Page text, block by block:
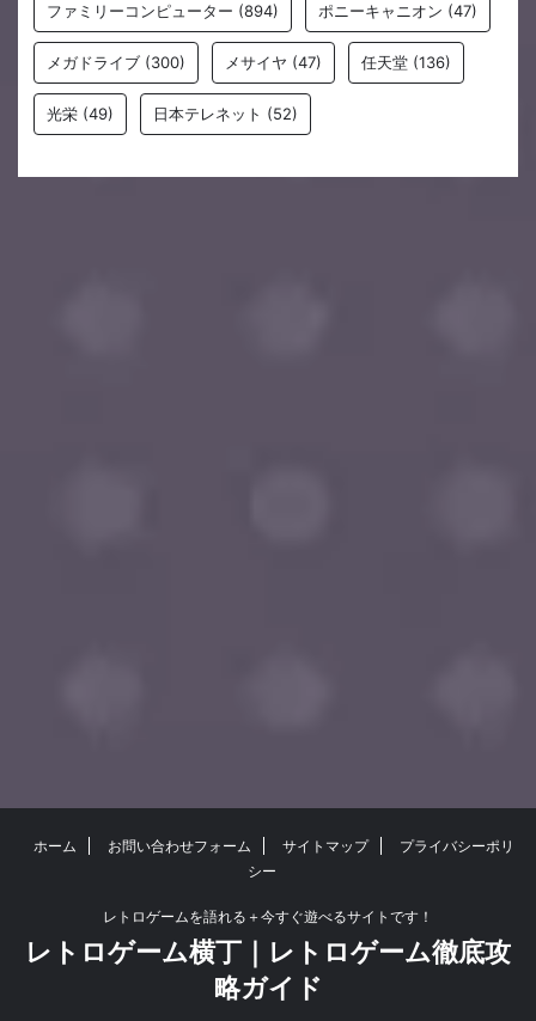
ファミリーコンピューター (894) ポニーキャニオン (47)
メガドライブ (300) メサイヤ (47) 任天堂 (136)
光栄 (49) 日本テレネット (52)
ホーム お問い合わせフォーム サイトマップ
プライバシーポリ
シー
レトロゲームを語れる＋今すぐ遊べるサイトです！
レトロゲーム横丁｜レトロゲーム徹底攻
略ガイド